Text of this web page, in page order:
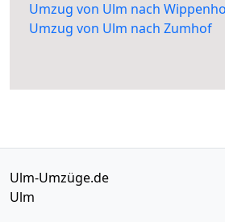
Umzug von Ulm nach
Umzug von Ulm nach Zumhof
Ulm-Umzüge.de
Ulm